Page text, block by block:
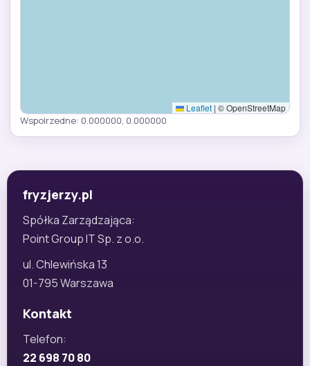
Leaflet | © OpenStreetMap
Wspolrzedne: 0.000000, 0.000000
fryzjerzy.pl
Spółka Zarządzająca:
Point Group IT Sp. z o.o.
ul. Chlewińska 13
01-795 Warszawa
Kontakt
Telefon:
22 698 70 80